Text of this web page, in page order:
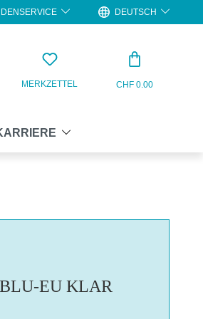
DEUTSCH
MERKZETTEL CHF 0.00
EU KLAR